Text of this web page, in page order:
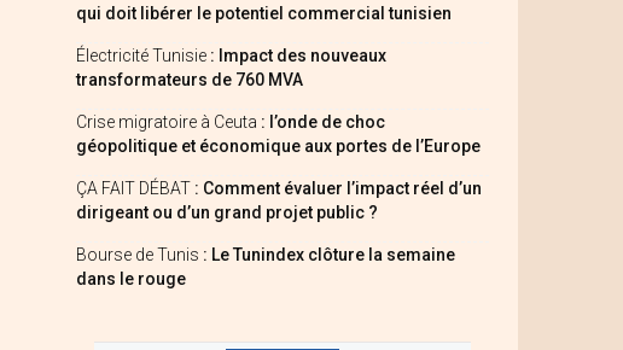
qui doit libérer le potentiel commercial tunisien
Électricité Tunisie : Impact des nouveaux
transformateurs de 760 MVA
Crise migratoire à Ceuta : l’onde de choc
géopolitique et économique aux portes de l’Europe
ÇA FAIT DÉBAT : Comment évaluer l’impact réel d’un
dirigeant ou d’un grand projet public ?
Bourse de Tunis : Le Tunindex clôture la semaine
dans le rouge